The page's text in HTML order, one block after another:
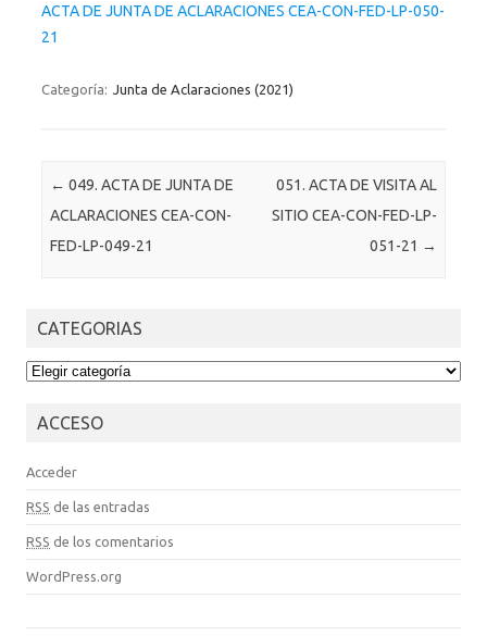
ACTA DE JUNTA DE ACLARACIONES CEA-CON-FED-LP-050-
21
Categoría: Junta de Aclaraciones (2021)
Post navigation
← 049. ACTA DE JUNTA DE
ACLARACIONES CEA-CON-
FED-LP-049-21
051. ACTA DE VISITA AL
SITIO CEA-CON-FED-LP-
051-21 →
CATEGORIAS
CATEGORIAS
ACCESO
Acceder
RSS de las entradas
RSS de los comentarios
WordPress.org